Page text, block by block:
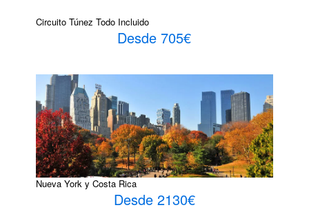
Circuito Túnez Todo Incluido
Desde 705€
Nueva York y Costa Rica
Desde 2130€